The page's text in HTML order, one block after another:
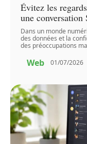
Évitez les
une conversation
Dans un monde
des données et la
des préoccupations
Web 01/07/2026